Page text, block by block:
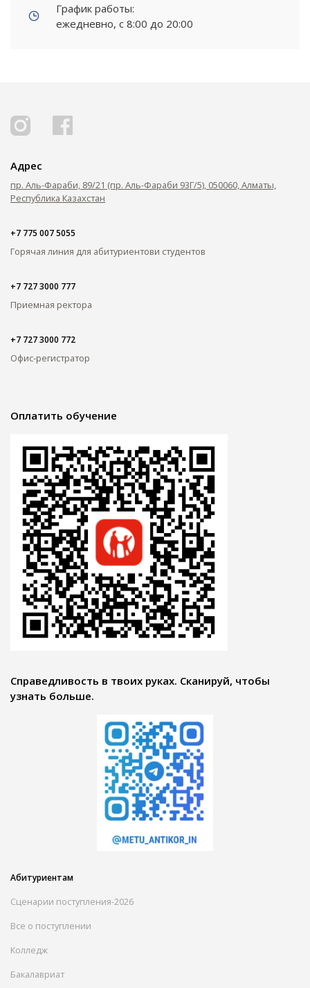
График работы:
ежедневно, с 8:00 до 20:00
Адрес
пр. Аль-Фараби, 89/21 (пр. Аль-Фараби 93Г/5), 050060, Алматы,
Республика Казахстан
+7 775 007 5055
Горячая линия для абитуриентови студентов
+7 727 3000 777
Приемная ректора
+7 727 3000 772
Офис-регистратор
Оплатить обучение
Справедливость в твоих руках. Сканируй, чтобы
узнать больше.
Абитуриентам
Сценарии поступления-2026
Все о поступлении
Колледж
Бакалавриат